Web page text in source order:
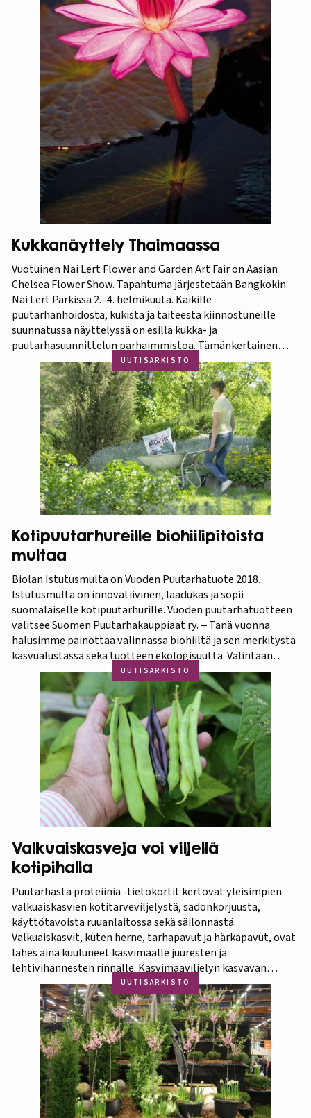
Kukkanäyttely Thaimaassa
Vuotuinen Nai Lert Flower and Garden Art Fair on Aasian
Chelsea Flower Show. Tapahtuma järjestetään Bangkokin
Nai Lert Parkissa 2.–4. helmikuuta. Kaikille
puutarhanhoidosta, kukista ja taiteesta kiinnostuneille
suunnatussa näyttelyssä on esillä kukka- ja
puutarhasuunnittelun parhaimmistoa. Tämänkertainen
tapahtuma on osa Amazing Thailand -teemavuotta, joka
pyrkii piristämään Thaimaan matkailua entisestään.
Thaimaa tunnetaan erittäin runsaasta ja monipuolisesta
kasvistostaan,…
UUTISARKISTO
Kotipuutarhureille biohiilipitoista
multaa
Biolan Istutusmulta on Vuoden Puutarhatuote 2018.
Istutusmulta on innovatiivinen, laadukas ja sopii
suomalaiselle kotipuutarhurille. Vuoden puutarhatuotteen
valitsee Suomen Puutarhakauppiaat ry. ‒ Tänä vuonna
halusimme painottaa valinnassa biohiiltä ja sen merkitystä
kasvualustassa sekä tuotteen ekologisuutta. Valintaan
vaikuttivat myös luonnonmukaisuus ja kotimaisuus.
Finaaliin päätyneet tuotteet olivat kaikki biohiilipohjaisia.
Kilpailu oli tasainen, mutta Biolan Istutusmulta antaa
ehdottomasti helpoimmin…
UUTISARKISTO
Valkuaiskasveja voi viljellä
kotipihalla
Puutarhasta proteiinia -tietokortit kertovat yleisimpien
valkuaiskasvien kotitarveviljelystä, sadonkorjuusta,
käyttötavoista ruuanlaitossa sekä säilönnästä.
Valkuaiskasvit, kuten herne, tarhapavut ja härkäpavut, ovat
lähes aina kuuluneet kasvimaalle juuresten ja
lehtivihannesten rinnalle. Kasvimaaviljelyn kasvavan
suosion myötä ravitsevien valkuaiskasvien osuutta
viljelykasveina kannattaa korostaa. Puutarhasta proteiinia -
tietokorttisarja on tarkoitettu kotipuutarhureille, jotka
ovat kiinnostuneita lisäämään kasvisproteiinien määrää
lautasellaan. Kotipuutarhassa voi viljellä monia
valkuaiskasveja,…
UUTISARKISTO